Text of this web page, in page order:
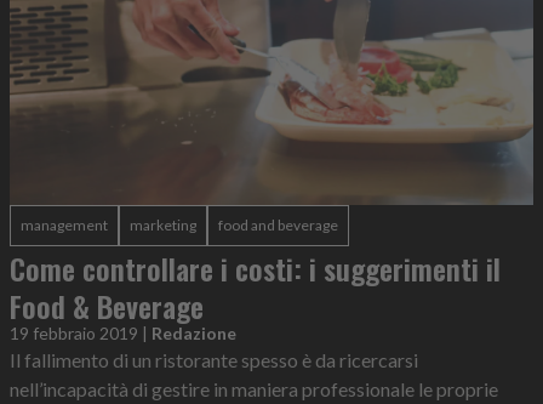
management marketing food and beverage
Come controllare i costi: i suggerimenti il
Food & Beverage
19 febbraio 2019 | Redazione
Il fallimento di un ristorante spesso è da ricercarsi
nell’incapacità di gestire in maniera professionale le proprie